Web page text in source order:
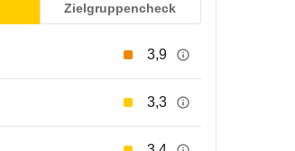
Zielgruppencheck
3,9
3,3